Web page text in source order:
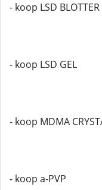
- koop LSD BLOTTER
- koop LSD GEL
- koop MDMA
- koop a-PVP